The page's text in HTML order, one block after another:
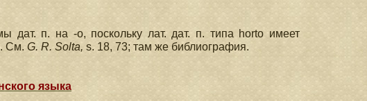
дат. п. на -о, поскольку лат. дат. п. типа horto имеет
См. G. R. Solta, s. 18, 73; там же библиография.
языка